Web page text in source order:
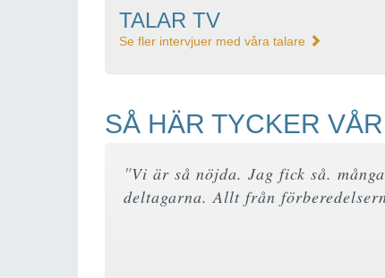
TALAR TV
Se fler intervjuer med våra talare
SÅ HÄR TYCKER
"Vi är så nöjda. Jag fick så.
deltagarna. Allt från